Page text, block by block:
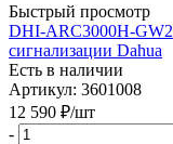
Быстрый просмотр
DHI-ARC3000H-
сигнализации Dahua
Есть в наличии
Артикул: 3601008
12 590 ₽/шт
-